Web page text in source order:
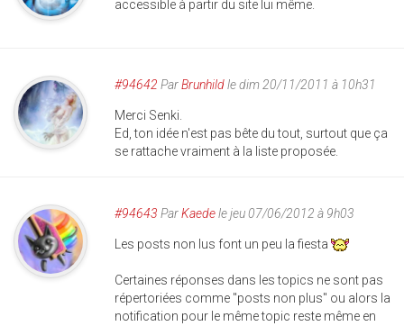
accessible à partir du site lui même.
#94642 ParBrunhildle dim 20/11/2011 à 10h31
Merci Senki.
Ed, ton idée n'est pas bête du tout, surtout que ça
se rattache vraiment à la liste proposée.
#94643 ParKaedele jeu 07/06/2012 à 9h03
Les posts non lus font un peu la fiesta
Certaines réponses dans les topics ne sont pas
répertoriées comme "posts non plus" ou alors la
notification pour le même topic reste même en